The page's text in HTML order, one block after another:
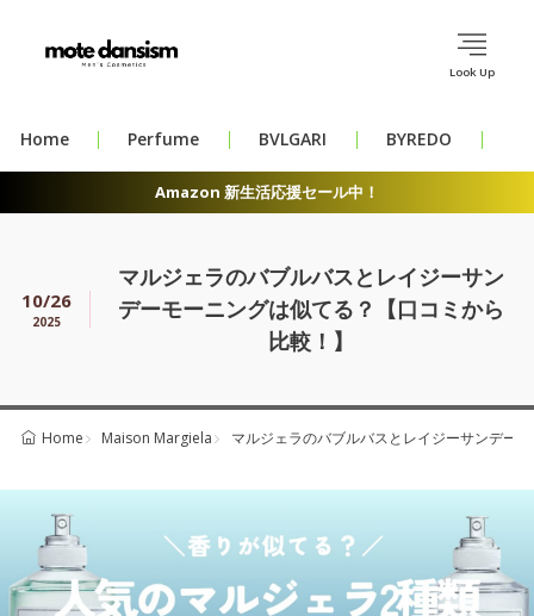
Look Up
Home Perfume BVLGARI BYREDO
Amazon 新生活応援セール中！
10/26
2025
マルジェラのバブルバスとレイジーサン
デーモーニングは似てる？【口コミから
比較！】
Home Maison Margiela マルジェラのバブルバスとレイジーサンデー